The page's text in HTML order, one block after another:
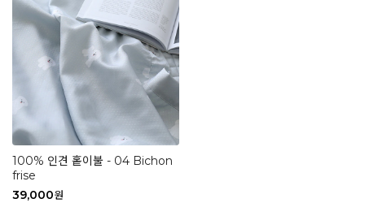
100% 인견 홑이불 - 04 Bichon
frise
39,000원